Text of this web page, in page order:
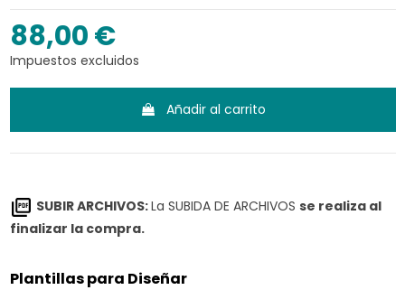
88,00 €
Impuestos excluidos
Añadir al carrito
SUBIR ARCHIVOS:La SUBIDA DE ARCHIVOS se realiza al
finalizar la compra.
Plantillas para Diseñar